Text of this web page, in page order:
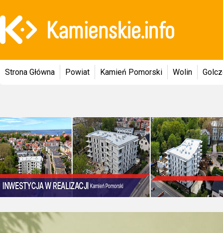
Strona Główna Powiat Kamień Pomorski Wolin